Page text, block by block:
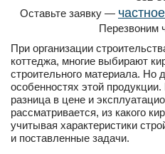
Оставьте заявку —
Перезвоним
При организации
коттеджа, многие выбирают
строительного материала. Но
особенностях этой
разница в цене и
рассматривается, из какого
учитывая характеристики
и поставленные задачи.